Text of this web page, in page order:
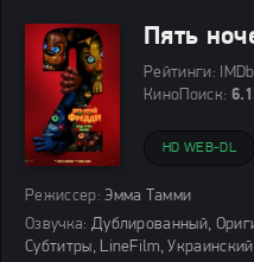
Пять
Рейтинги:
КиноПоиск:
HD WEB-DL
Режиссер: Эмма Тамми
Озвучка: Дублированный,
Субтитры, LineFilm, Украинский